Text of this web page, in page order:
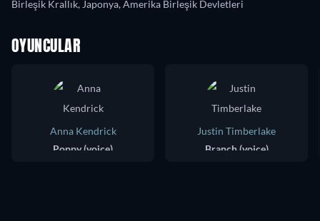
Birleşik Krallık, Japonya, Amerika Birleşik Devletleri
OYUNCULAR
Anna Kendrick
Poppy (voice)
Justin Timberlake
Branch (voice)